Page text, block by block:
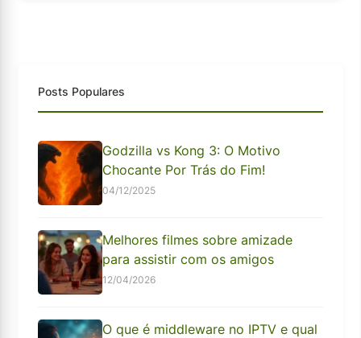
Posts Populares
Godzilla vs Kong 3: O Motivo
Chocante Por Trás do Fim!
04/12/2025
Melhores filmes sobre amizade
para assistir com os amigos
12/04/2026
O que é middleware no IPTV e qual